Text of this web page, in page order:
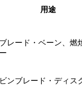
用途
レード・ベーン、燃
ンブレード・ディス